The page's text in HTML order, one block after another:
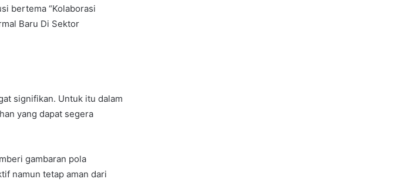
bertema “Kolaborasi
Baru Di Sektor
signifikan. Untuk itu dalam
yang dapat segera
gambaran pola
namun tetap aman dari